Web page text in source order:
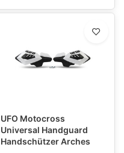
UFO Motocross
Universal Handguard
Handschützer Arches